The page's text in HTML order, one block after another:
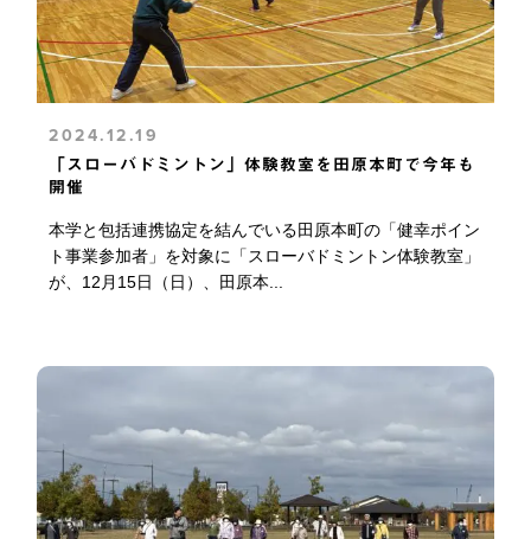
2024.12.19
「スローバドミントン」体験教室を田原本町で今年も
開催
本学と包括連携協定を結んでいる田原本町の「健幸ポイン
ト事業参加者」を対象に「スローバドミントン体験教室」
が、12月15日（日）、田原本...